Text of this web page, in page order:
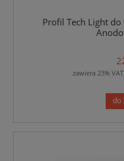
Profil Tech Light do
zawiera 23%
do